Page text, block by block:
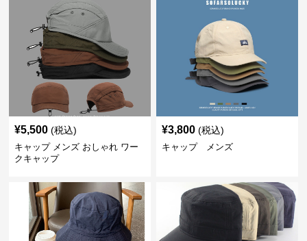
¥5,500 (税込)
キャップ メンズ おしゃれ ワー
クキャップ
¥3,800 (税込)
キャップ メンズ